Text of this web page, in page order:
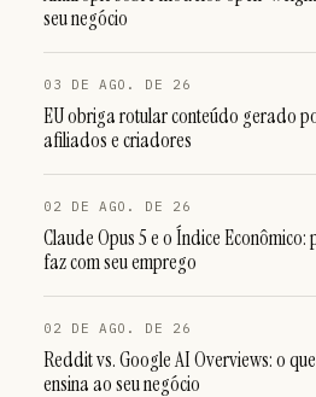
seu negócio
03 DE AGO. DE 26
EU obriga rotular conteúdo gerado
afiliados e criadores
02 DE AGO. DE 26
Claude Opus 5 e o Índice Econômico:
faz com seu emprego
02 DE AGO. DE 26
Reddit vs. Google AI Overviews: o
ensina ao seu negócio